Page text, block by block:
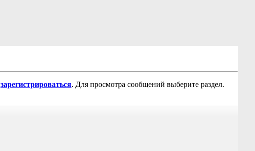
зарегистрироваться. Для просмотра сообщений выберите раздел.